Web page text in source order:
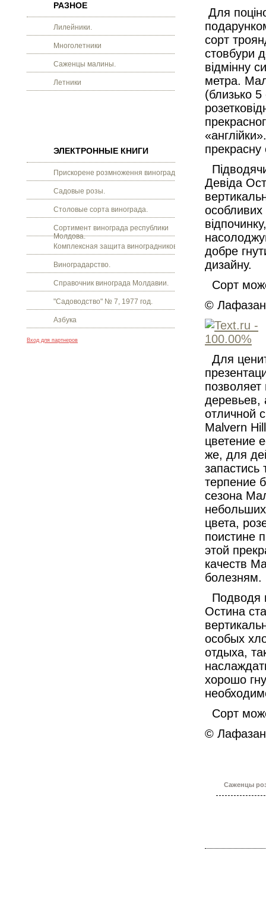
РАЗНОЕ
Лилейники.
Многолетники
Саженцы малины.
Летники
ЭЛЕКТРОННЫЕ КНИГИ
Прискорене розмноження винограду.
Садовые розы.
Столовые сорта винограда.
Сортимент винограда республики
Молдова.
Комплексная защита виноградников.
Виноградарство.
Справочник винограда Молдавии.
"Садоводство" № 7, 1977 год.
Азбука
Вход для партнеров
Для
сорт
стовбури
відмінну
метра.
(близько
прекрасну
Девіда
добре
дизайну.
Сорт
©
Для
деревьев,
отличной
Malvern
цветение
же, для
запастись
терпение
сезона
цвета,
поистине
этой
качеств
болезням.
Подводя
Остина
особых
отдыха,
хорошо
Сорт
©
Саженцы